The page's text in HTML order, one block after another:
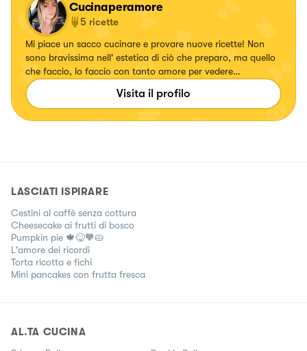
Cucinaperamore
5 ricette
Mi piace un sacco cucinare e provare nuove ricette! Non
sono bravissima nell' estetica di ciò che preparo, ma quello
che faccio, lo faccio con tanto amore per vedere
soddisfatto chi è intorno a me!
Visita il profilo
LASCIATI ISPIRARE
Cestini al caffè senza cottura
Cheesecake ai frutti di bosco
Pumpkin pie 🍁😋🧡🥧
L'amore dei ricordi
Torta ricotta e fichi
Mini pancakes con frutta fresca
AL.TA CUCINA